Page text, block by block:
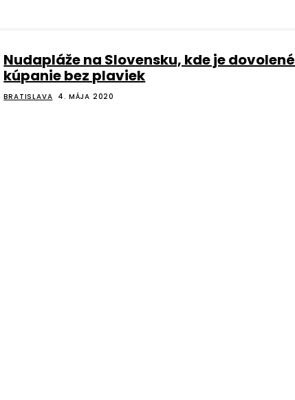
Nudapláže na Slovensku, kde je dovolené
kúpanie bez plaviek
BRATISLAVA 4. MÁJA 2020